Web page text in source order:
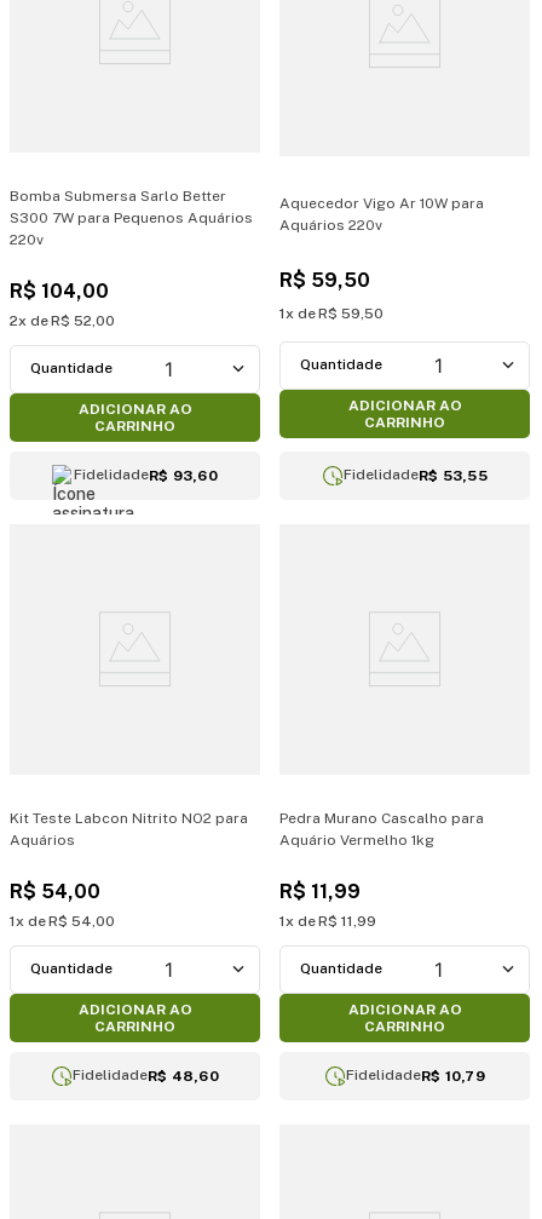
Bomba Submersa Sarlo Better
S300 7W para Pequenos Aquários
220v
R$ 104,00
2 R$ 52,00
1
ADICIONAR AO
CARRINHO
FidelidadeR$ 93,60
Aquecedor Vigo Ar 10W para
Aquários 220v
R$ 59,50
1 R$ 59,50
1
ADICIONAR AO
CARRINHO
FidelidadeR$ 53,55
Kit Teste Labcon Nitrito NO2 para
Aquários
R$ 54,00
1 R$ 54,00
1
ADICIONAR AO
CARRINHO
FidelidadeR$ 48,60
Pedra Murano Cascalho para
Aquário Vermelho 1kg
R$ 11,99
1 R$ 11,99
1
ADICIONAR AO
CARRINHO
FidelidadeR$ 10,79